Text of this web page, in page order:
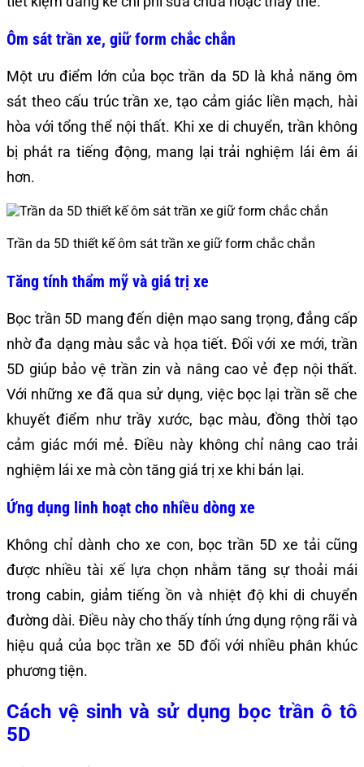
Ôm sát trần xe, giữ form chắc chắn
Một ưu điểm lớn của bọc trần da 5D là khả năng ôm
sát theo cấu trúc trần xe, tạo cảm giác liền mạch, hài
hòa với tổng thể nội thất. Khi xe di chuyển, trần không
bị phát ra tiếng động, mang lại trải nghiệm lái êm ái
hơn.
Trần da 5D thiết kế ôm sát trần xe giữ form chắc chắn
Tăng tính thẩm mỹ và giá trị xe
Bọc trần 5D mang đến diện mạo sang trọng, đẳng cấp
nhờ đa dạng màu sắc và họa tiết. Đối với xe mới, trần
5D giúp bảo vệ trần zin và nâng cao vẻ đẹp nội thất.
Với những xe đã qua sử dụng, việc bọc lại trần sẽ che
khuyết điểm như trầy xước, bạc màu, đồng thời tạo
cảm giác mới mẻ. Điều này không chỉ nâng cao trải
nghiệm lái xe mà còn tăng giá trị xe khi bán lại.
Ứng dụng linh hoạt cho nhiều dòng xe
Không chỉ dành cho xe con, bọc trần 5D xe tải cũng
được nhiều tài xế lựa chọn nhằm tăng sự thoải mái
trong cabin, giảm tiếng ồn và nhiệt độ khi di chuyển
đường dài. Điều này cho thấy tính ứng dụng rộng rãi và
hiệu quả của bọc trần xe 5D đối với nhiều phân khúc
phương tiện.
Cách vệ sinh và sử dụng bọc trần ô tô
5D